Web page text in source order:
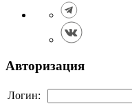
Авторизация
Логин: